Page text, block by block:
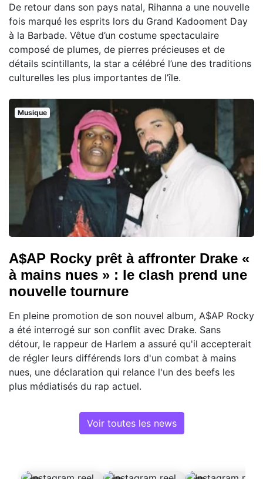
De retour dans son pays natal, Rihanna a une nouvelle
fois marqué les esprits lors du Grand Kadooment Day
à la Barbade. Vêtue d’un costume spectaculaire
composé de plumes, de pierres précieuses et de
détails scintillants, la star a célébré l’une des traditions
culturelles les plus importantes de l’île.
Musique
A$AP Rocky prêt à affronter Drake «
à mains nues » : le clash prend une
nouvelle tournure
En pleine promotion de son nouvel album, A$AP Rocky
a été interrogé sur son conflit avec Drake. Sans
détour, le rappeur de Harlem a assuré qu'il accepterait
de régler leurs différends lors d'un combat à mains
nues, une déclaration qui relance l'un des beefs les
plus médiatisés du rap actuel.
Voir toutes les news